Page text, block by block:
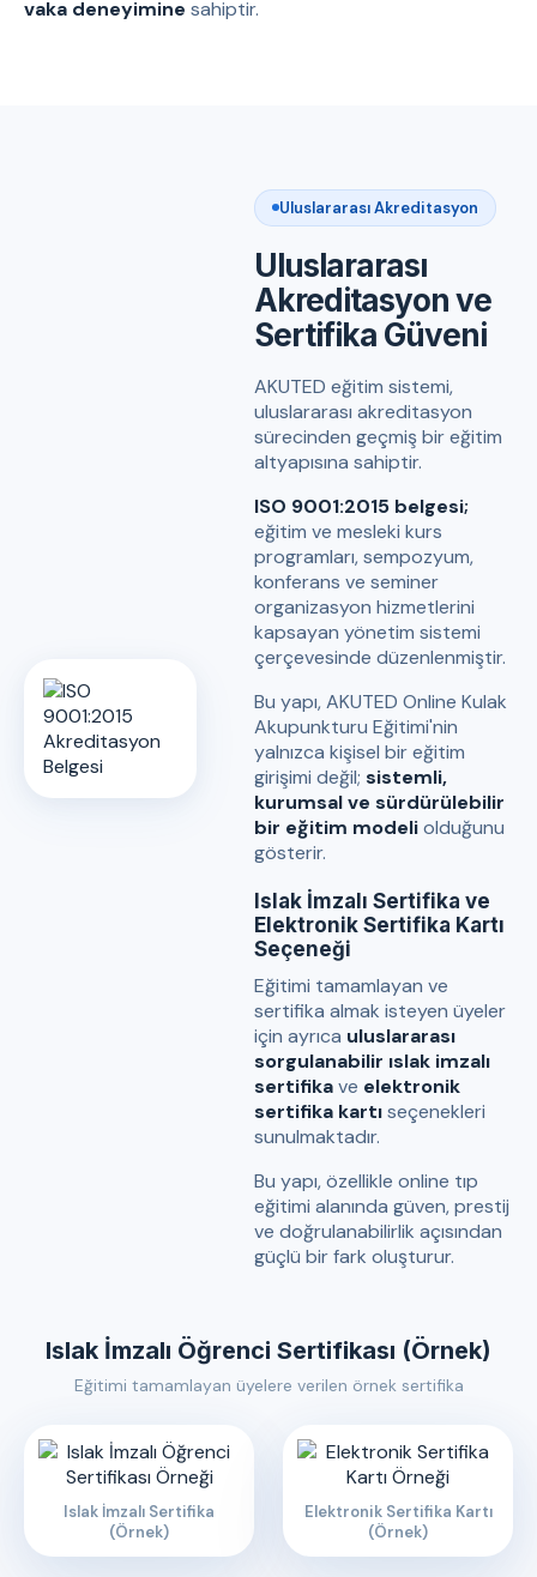
vaka deneyimine sahiptir.
Uluslararası Akreditasyon
Uluslararası
Akreditasyon ve
Sertifika Güveni
AKUTED eğitim sistemi,
uluslararası akreditasyon
sürecinden geçmiş bir eğitim
altyapısına sahiptir.
ISO 9001:2015 belgesi;
eğitim ve mesleki kurs
programları, sempozyum,
konferans ve seminer
organizasyon hizmetlerini
kapsayan yönetim sistemi
çerçevesinde düzenlenmiştir.
Bu yapı, AKUTED Online Kulak
Akupunkturu Eğitimi'nin
yalnızca kişisel bir eğitim
girişimi değil; sistemli,
kurumsal ve sürdürülebilir
bir eğitim modeliolduğunu
gösterir.
Islak İmzalı Sertifika ve
Elektronik Sertifika Kartı
Seçeneği
Eğitimi tamamlayan ve
sertifika almak isteyen üyeler
için ayrıca uluslararası
sorgulanabilir ıslak imzalı
sertifikave elektronik
sertifika kartıseçenekleri
sunulmaktadır.
Bu yapı, özellikle online tıp
eğitimi alanında güven, prestij
ve doğrulanabilirlik açısından
güçlü bir fark oluşturur.
Islak İmzalı Öğrenci Sertifikası (Örnek)
Eğitimi tamamlayan üyelere verilen örnek sertifika
Islak İmzalı Sertifika
(Örnek)
Elektronik Sertifika Kartı
(Örnek)